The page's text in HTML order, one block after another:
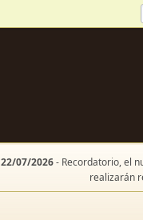
22/07/2026- Recordatorio, el
realizarán